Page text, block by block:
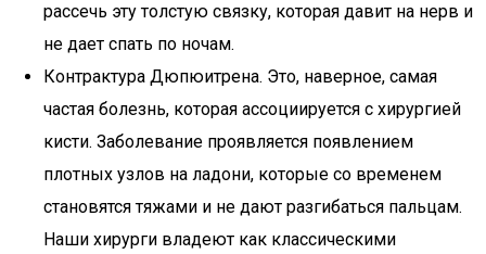
рассечь эту толстую связку, которая давит на нерв и
не дает спать по ночам.
Контрактура Дюпюитрена. Это, наверное, самая
частая болезнь, которая ассоциируется с хирургией
кисти. Заболевание проявляется появлением
плотных узлов на ладони, которые со временем
становятся тяжами и не дают разгибаться пальцам.
Наши хирурги владеют как классическими